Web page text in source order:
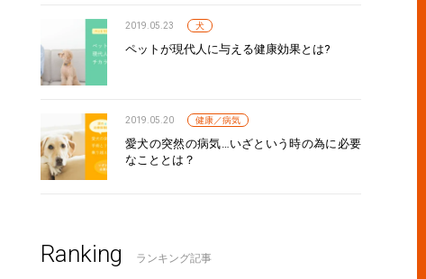
2019.05.23 犬
ペットが現代人に与える健康効果とは?
2019.05.20 健康／病気
愛犬の突然の病気…いざという時の為に必要
なこととは？
Ranking ランキング記事